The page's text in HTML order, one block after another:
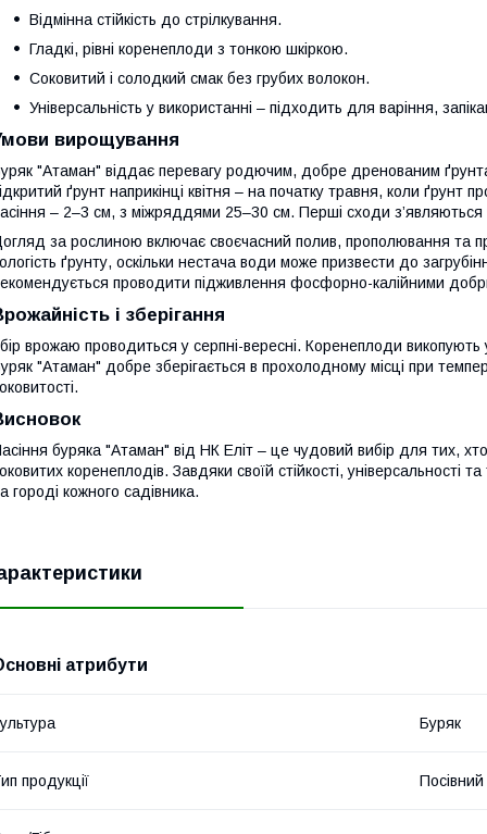
Відмінна стійкість до стрілкування.
Гладкі, рівні коренеплоди з тонкою шкіркою.
Соковитий і солодкий смак без грубих волокон.
Універсальність у використанні – підходить для варіння,
вирощування
"Атаман" віддає перевагу родючим, добре дренованим
ґрунт наприкінці квітня – на початку травня, коли ґрунт
– 2–3 см, з міжряддями 25–30 см. Перші сходи з’являються
за рослиною включає своєчасний полив, прополювання та
ґрунту, оскільки нестача води може призвести до
проводити підживлення фосфорно-калійними
і зберігання
врожаю проводиться у серпні-вересні. Коренеплоди
"Атаман" добре зберігається в прохолодному місці при
буряка "Атаман" від НК Еліт – це чудовий вибір для тих,
коренеплодів. Завдяки своїй стійкості, універсальності
городі кожного садівника.
атрибути
Буряк
продукції